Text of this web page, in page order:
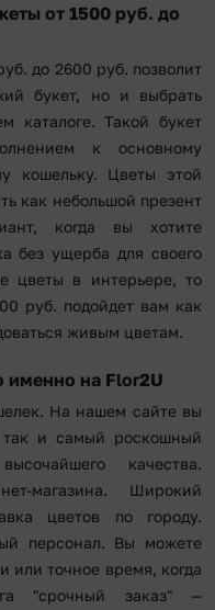
от 1500 руб. до
до 2600 руб. позволит
букет, но и выбрать
каталоге. Такой букет
к основному
кошельку. Цветы этой
как небольшой презент
когда вы хотите
без ущерба для своего
цветы в интерьере, то
руб. подойдет вам как
живым цветам.
именно на Flor2U
На нашем сайте вы
так и самый роскошный
качества.
магазина. Широкий
цветов по городу.
персонал. Вы можете
или точное время, когда
"срочный заказ" —